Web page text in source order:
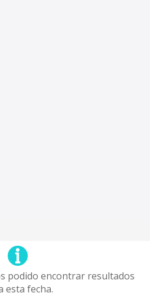
podido encontrar resultados
esta fecha.